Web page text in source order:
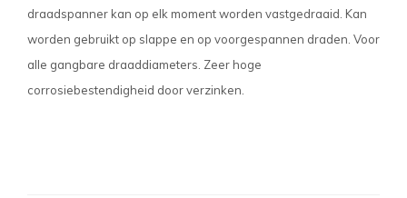
draadspanner kan op elk moment worden vastgedraaid. Kan
worden gebruikt op slappe en op voorgespannen draden. Voor
alle gangbare draaddiameters. Zeer hoge
corrosiebestendigheid door verzinken.